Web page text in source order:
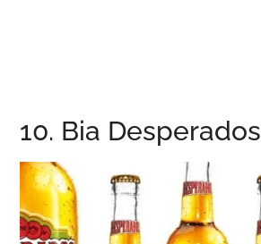
10. Bia Desperados